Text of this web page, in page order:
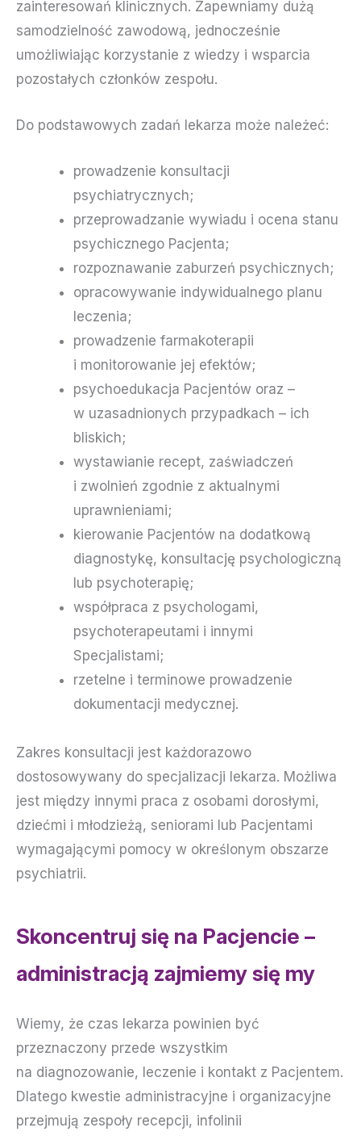
zainteresowań klinicznych. Zapewniamy dużą
samodzielność zawodową, jednocześnie
umożliwiając korzystanie z wiedzy i wsparcia
pozostałych członków zespołu.
Do podstawowych zadań lekarza może należeć:
prowadzenie konsultacji
psychiatrycznych;
przeprowadzanie wywiadu i ocena stanu
psychicznego Pacjenta;
rozpoznawanie zaburzeń psychicznych;
opracowywanie indywidualnego planu
leczenia;
prowadzenie farmakoterapii
i monitorowanie jej efektów;
psychoedukacja Pacjentów oraz –
w uzasadnionych przypadkach – ich
bliskich;
wystawianie recept, zaświadczeń
i zwolnień zgodnie z aktualnymi
uprawnieniami;
kierowanie Pacjentów na dodatkową
diagnostykę, konsultację psychologiczną
lub psychoterapię;
współpraca z psychologami,
psychoterapeutami i innymi
Specjalistami;
rzetelne i terminowe prowadzenie
dokumentacji medycznej.
Zakres konsultacji jest każdorazowo
dostosowywany do specjalizacji lekarza. Możliwa
jest między innymi praca z osobami dorosłymi,
dziećmi i młodzieżą, seniorami lub Pacjentami
wymagającymi pomocy w określonym obszarze
psychiatrii.
Skoncentruj się na Pacjencie –
administracją zajmiemy się my
Wiemy, że czas lekarza powinien być
przeznaczony przede wszystkim
na diagnozowanie, leczenie i kontakt z Pacjentem.
Dlatego kwestie administracyjne i organizacyjne
przejmują zespoły recepcji, infolinii